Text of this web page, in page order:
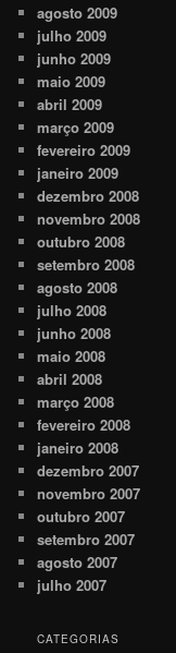
agosto 2009
julho 2009
junho 2009
maio 2009
abril 2009
março 2009
fevereiro 2009
janeiro 2009
dezembro 2008
novembro 2008
outubro 2008
setembro 2008
agosto 2008
julho 2008
junho 2008
maio 2008
abril 2008
março 2008
fevereiro 2008
janeiro 2008
dezembro 2007
novembro 2007
outubro 2007
setembro 2007
agosto 2007
julho 2007
CATEGORIAS